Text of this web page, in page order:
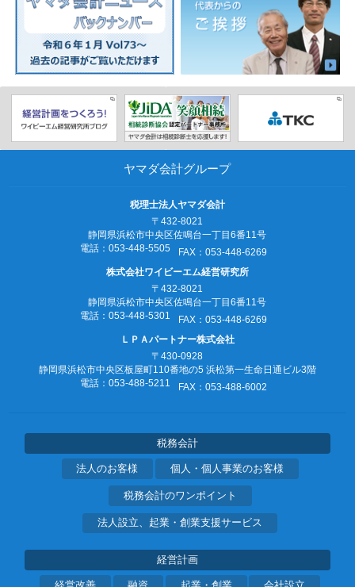
ヤマダ会計グループ
税理士法人ヤマダ会計
〒432-8021
静岡県浜松市中央区佐鳴台一丁目6番11号
電話：053‐448‐5505
FAX：053‐448‐6269
株式会社ワイビーエム経営研究所
〒432-8021
静岡県浜松市中央区佐鳴台一丁目6番11号
電話：053‐448‐5301
FAX：053‐448‐6269
ＬＰＡパートナー株式会社
〒430-0928
静岡県浜松市中央区板屋町110番地の5 浜松第一生命日通ビル3階
電話：053‐488‐5211
FAX：053‐488‐6002
税務会計
法人のお客様 個人・個人事業のお客様
税務会計のワンポイント
法人設立、起業・創業支援サービス
経営計画